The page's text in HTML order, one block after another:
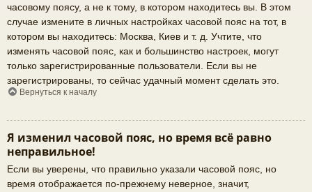
часовому поясу, а не к тому, в котором находитесь вы. В этом
случае измените в личных настройках часовой пояс на тот, в
котором вы находитесь: Москва, Киев и т. д. Учтите, что
изменять часовой пояс, как и большинство настроек, могут
только зарегистрированные пользователи. Если вы не
зарегистрированы, то сейчас удачный момент сделать это.
Вернуться к началу
Я изменил часовой пояс, но время всё равно
неправильное!
Если вы уверены, что правильно указали часовой пояс, но
время отображается по-прежнему неверное, значит,